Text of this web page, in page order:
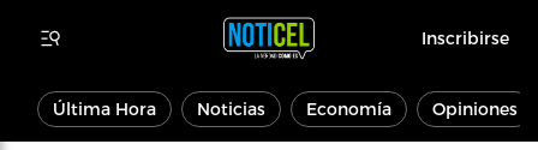
Inscribirse
Última Hora Noticias Economía Opiniones